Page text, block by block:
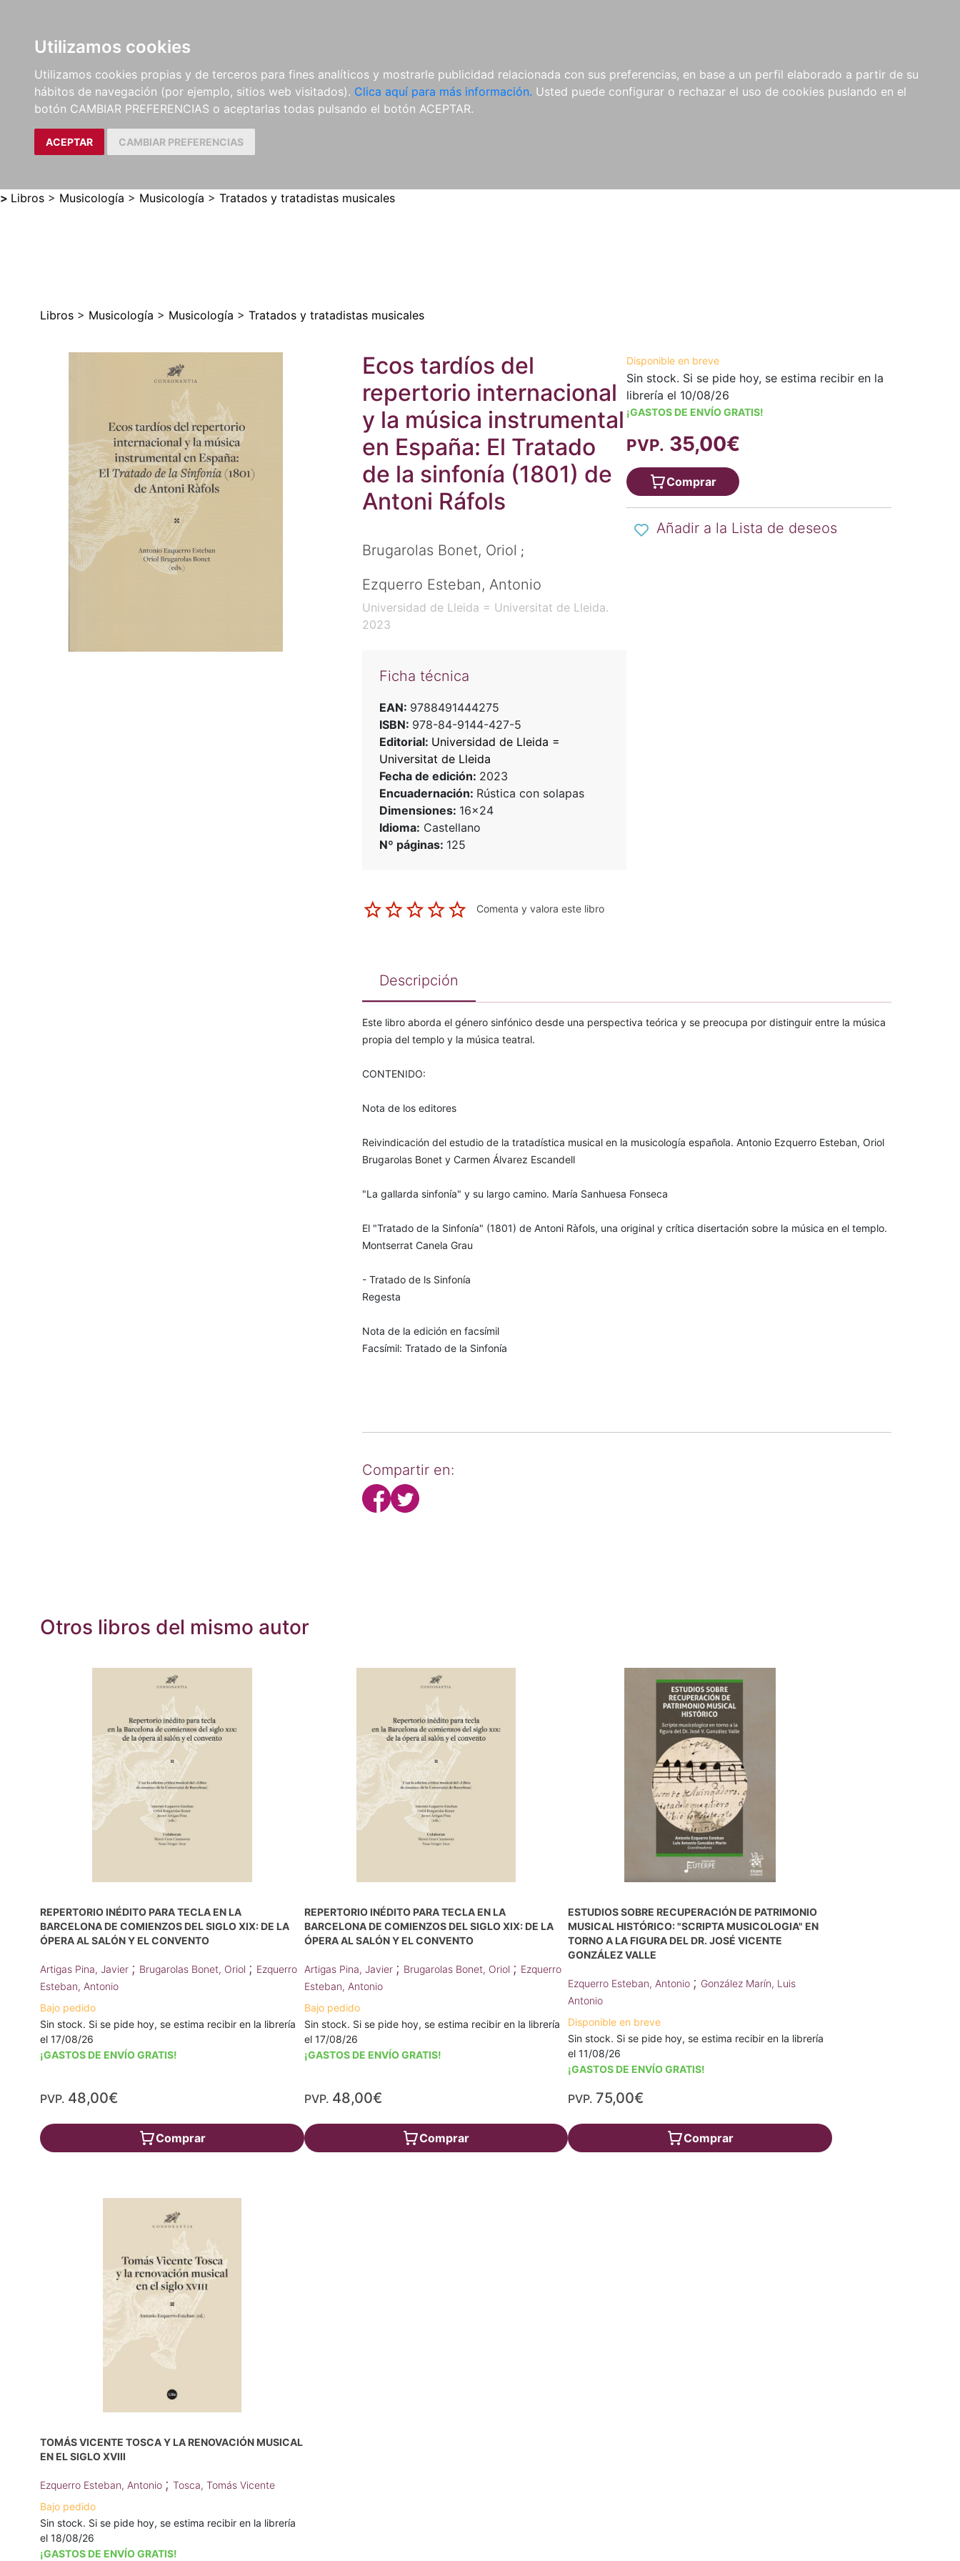
Utilizamos cookies
Utilizamos cookies propias y de terceros para fines analíticos y mostrarle publicidad relacionada con sus preferencias, en base a un perfil elaborado a partir de su
hábitos de navegación (por ejemplo, sitios web visitados). Clica aquí para más información. Usted puede configurar o rechazar el uso de cookies puslando en el
botón CAMBIAR PREFERENCIAS o aceptarlas todas pulsando el botón ACEPTAR.
ACEPTAR CAMBIAR PREFERENCIAS
LIBROS
MÉTODOS Y
EJERCICIOS
PARTITURAS Y EDICIONES
CRÍTICAS
REVISTAS
CDS Y
DVDS
MATERIAL
COMPLEMENTARIO
NOVEDADES NOTICIAS
COMPRAS
INSTITUCIONALES
> Libros > Musicología > Musicología > Tratados y tratadistas musicales
Libros > Musicología > Musicología > Tratados y tratadistas musicales
Ecos tardíos del
repertorio internacional
y la música instrumental
en España: El Tratado
de la sinfonía (1801) de
Antoni Ráfols
Brugarolas Bonet, Oriol ;
Ezquerro Esteban, Antonio
Universidad de Lleida = Universitat de Lleida.
2023
Ficha técnica
EAN: 9788491444275
ISBN: 978-84-9144-427-5
Editorial: Universidad de Lleida =
Universitat de Lleida
Fecha de edición: 2023
Encuadernación: Rústica con solapas
Dimensiones: 16x24
Idioma: Castellano
Nº páginas: 125
Comenta y valora este libro
Disponible en breve
Sin stock. Si se pide hoy, se estima recibir en la
librería el 10/08/26
¡GASTOS DE ENVÍO GRATIS!
PVP. 35,00€
Comprar
Añadir a la Lista de deseos
Descripción
Este libro aborda el género sinfónico desde una perspectiva teórica y se preocupa por distinguir entre la música
propia del templo y la música teatral.
CONTENIDO:
Nota de los editores
Reivindicación del estudio de la tratadística musical en la musicología española. Antonio Ezquerro Esteban, Oriol
Brugarolas Bonet y Carmen Álvarez Escandell
"La gallarda sinfonía" y su largo camino. María Sanhuesa Fonseca
El "Tratado de la Sinfonía" (1801) de Antoni Ràfols, una original y crítica disertación sobre la música en el templo.
Montserrat Canela Grau
- Tratado de ls Sinfonía
Regesta
Nota de la edición en facsímil
Facsímil: Tratado de la Sinfonía
Compartir en:
Otros libros del mismo autor
REPERTORIO INÉDITO PARA TECLA EN LA
BARCELONA DE COMIENZOS DEL SIGLO XIX: DE LA
ÓPERA AL SALÓN Y EL CONVENTO
Artigas Pina, Javier ; Brugarolas Bonet, Oriol ; Ezquerro
Esteban, Antonio
Bajo pedido
Sin stock. Si se pide hoy, se estima recibir en la librería
el 17/08/26
¡GASTOS DE ENVÍO GRATIS!
PVP. 48,00€
Comprar
REPERTORIO INÉDITO PARA TECLA EN LA
BARCELONA DE COMIENZOS DEL SIGLO XIX: DE LA
ÓPERA AL SALÓN Y EL CONVENTO
Artigas Pina, Javier ; Brugarolas Bonet, Oriol ; Ezquerro
Esteban, Antonio
Bajo pedido
Sin stock. Si se pide hoy, se estima recibir en la librería
el 17/08/26
¡GASTOS DE ENVÍO GRATIS!
PVP. 48,00€
Comprar
ESTUDIOS SOBRE RECUPERACIÓN DE PATRIMONIO
MUSICAL HISTÓRICO: "SCRIPTA MUSICOLOGIA" EN
TORNO A LA FIGURA DEL DR. JOSÉ VICENTE
GONZÁLEZ VALLE
Ezquerro Esteban, Antonio ; González Marín, Luis
Antonio
Disponible en breve
Sin stock. Si se pide hoy, se estima recibir en la librería
el 11/08/26
¡GASTOS DE ENVÍO GRATIS!
PVP. 75,00€
Comprar
TOMÁS VICENTE TOSCA Y LA RENOVACIÓN MUSICAL
EN EL SIGLO XVIII
Ezquerro Esteban, Antonio ; Tosca, Tomás Vicente
Bajo pedido
Sin stock. Si se pide hoy, se estima recibir en la librería
el 18/08/26
¡GASTOS DE ENVÍO GRATIS!